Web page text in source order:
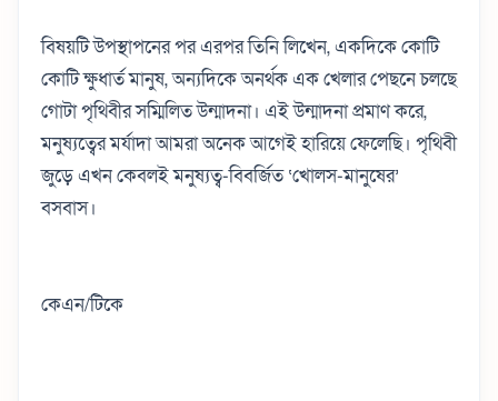
বিষয়টি উপস্থাপনের পর এরপর তিনি লিখেন, একদিকে কোটি
কোটি ক্ষুধার্ত মানুষ, অন্যদিকে অনর্থক এক খেলার পেছনে চলছে
গোটা পৃথিবীর সম্মিলিত উন্মাদনা। এই উন্মাদনা প্রমাণ করে,
মনুষ্যত্বের মর্যাদা আমরা অনেক আগেই হারিয়ে ফেলেছি। পৃথিবী
জুড়ে এখন কেবলই মনুষ্যত্ব-বিবর্জিত ‘খোলস-মানুষের’
বসবাস।
কেএন/টিকে